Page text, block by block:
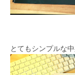
とてもシンプルな